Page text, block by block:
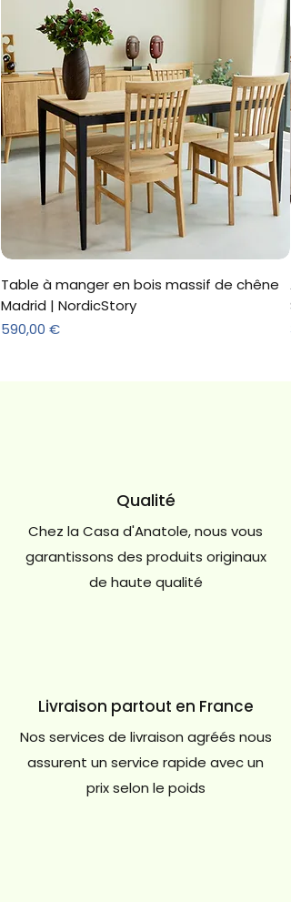
Table à manger en bois massif de chêne
Madrid | NordicStory
Prix
590,00 €
Qualité
Chez la Casa d'Anatole, nous vous
garantissons des produits originaux
de haute qualité
Livraison partout en France
Nos services de livraison agréés nous
assurent un service rapide avec un
prix selon le poids